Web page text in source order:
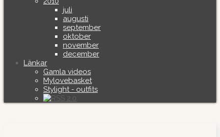
juli
augusti
september
oktober
november
december
Länkar
Gamla videos
Mylovebasket
Stylight - outfits